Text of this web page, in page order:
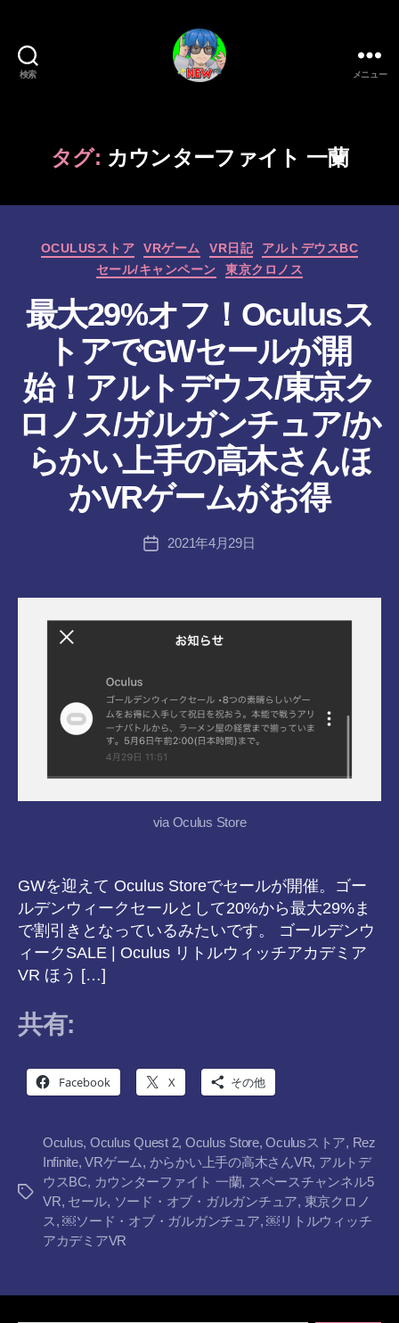
検索
ジ
ッ
ト
VTuber
さ
む
げ
た
メニュー
タグ: カウンターファイト 一蘭
カ
テ
リ
ー
OCULUSストア VRゲーム VR日記
アルトデウスBC
セール/キャンペーン
東京クロノス
最大29%オフ！Oculusス
トアでGWセールが開
始！アルトデウス/東京ク
ロノス/ガルガンチュア/か
らかい上手の高木さんほ
かVRゲームがお得
投
稿
作
成
:
a
8-
vr
投
2021年4月29日
via Oculus Store
GWを迎えて Oculus Storeでセールが開催。ゴー
ルデンウィークセールとして20%から最大29%ま
で割引きとなっているみたいです。 ゴールデンウ
ィークSALE | Oculus リトルウィッチアカデミア
VR ほう […]
共有:
Facebook X その他
タ
Oculus, Oculus Quest 2, Oculus Store,Oculusストア, Rez
Infinite,VRゲーム, からかい上手の高木さんVR, アルトデ
ウスBC, カウンターファイト 一蘭, スペースチャンネル5
VR, セール, ソード・オブ・ガルガンチュア, 東京クロノ
ス ,￼ソード・オブ・ガルガンチュア,￼リトルウィッチ
アカデミアVR